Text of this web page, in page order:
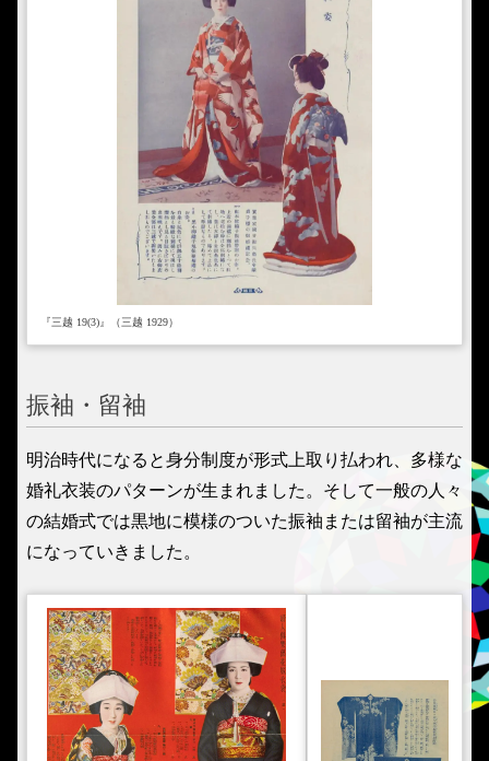
『三越 19(3)』（三越 1929）
振袖・留袖
明治時代になると身分制度が形式上取り払われ、多様な
婚礼衣装のパターンが生まれました。そして一般の人々
の結婚式では黒地に模様のついた振袖または留袖が主流
になっていきました。